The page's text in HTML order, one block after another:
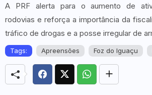
A PRF alerta para o aumento de
rodovias e reforça a importância da
tráfico de drogas e a posse irregular de
Tags: Apreensões Foz do Iguaçu